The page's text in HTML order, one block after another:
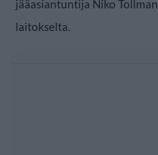
jääasiantuntija Niko
laitokselta.